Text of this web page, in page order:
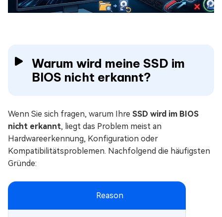
Warum wird meine SSD im
BIOS nicht erkannt?
Wenn Sie sich fragen, warum Ihre SSD wird im BIOS
nicht erkannt, liegt das Problem meist an
Hardwareerkennung, Konfiguration oder
Kompatibilitätsproblemen. Nachfolgend die häufigsten
Gründe:
Reason